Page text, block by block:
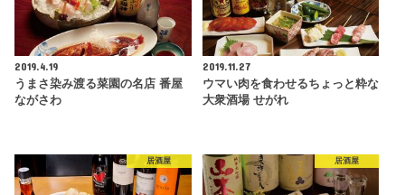
2019.4.19
うまさ染み渡る菜園の名店 番屋
ながさわ
2019.11.27
ウマい肉を食わせるちょっと粋な
大衆酒場 せがれ
居酒屋 居酒屋